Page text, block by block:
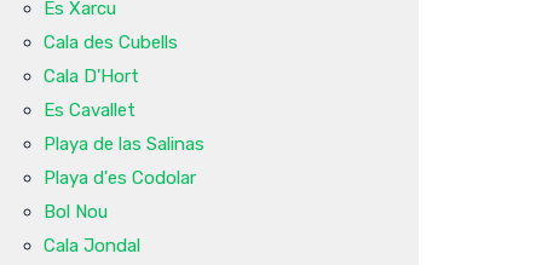
Es Xarcu
Cala des Cubells
Cala D'Hort
Es Cavallet
Playa de las Salinas
Playa d'es Codolar
Bol Nou
Cala Jondal